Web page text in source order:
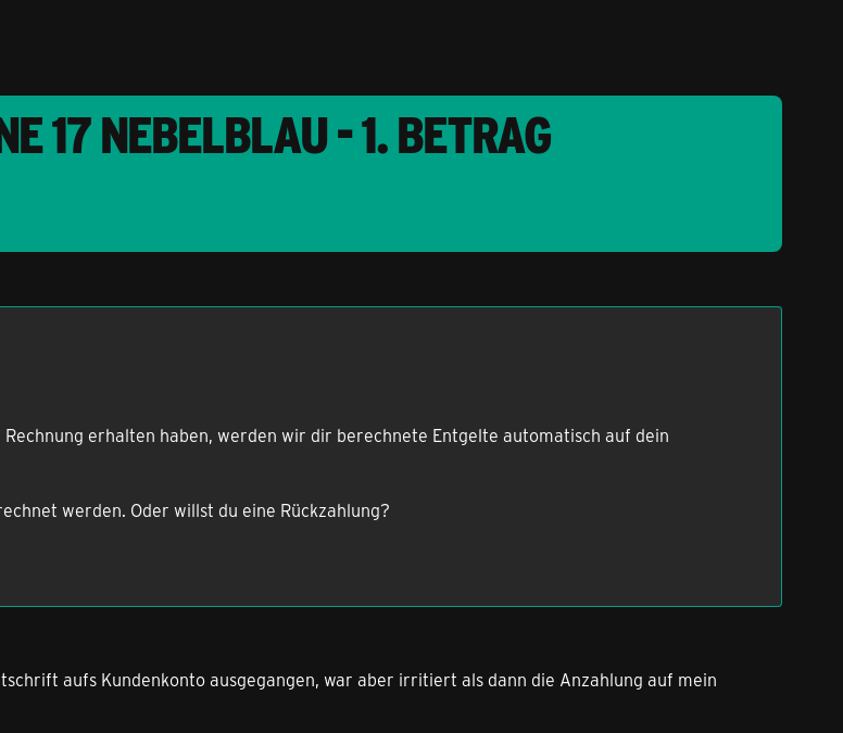
17 NEBELBLAU - 1. BETRAG
erhalten haben, werden wir dir berechnete Entgelte automatisch auf dein
werden. Oder willst du eine Rückzahlung?
aufs Kundenkonto ausgegangen, war aber irritiert als dann die Anzahlung auf mein